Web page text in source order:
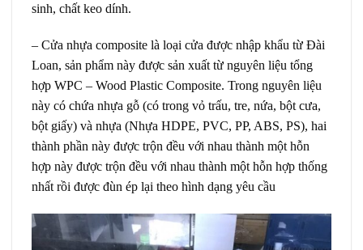
sinh, chất keo dính.
– Cửa nhựa composite là loại cửa được nhập khẩu từ Đài
Loan, sản phẩm này được sản xuất từ nguyên liệu tổng
hợp WPC – Wood Plastic Composite. Trong nguyên liệu
này có chứa nhựa gỗ (có trong vỏ trấu, tre, nứa, bột cưa,
bột giấy) và nhựa (Nhựa HDPE, PVC, PP, ABS, PS), hai
thành phần này được trộn đều với nhau thành một hỗn
hợp này được trộn đều với nhau thành một hỗn hợp thống
nhất rồi được đùn ép lại theo hình dạng yêu cầu